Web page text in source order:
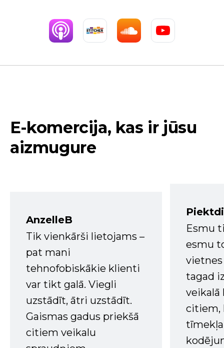
E-komercija, kas ir jūsu
aizmugure
AnzelleB
Tik vienkārši lietojams –
pat mani
tehnofobiskākie klienti
var tikt galā. Viegli
uzstādīt, ātri uzstādīt.
Gaismas gadus priekšā
citiem veikalu
Esmu
esmu
tagad
veikalā
citiem,
tīmekļa